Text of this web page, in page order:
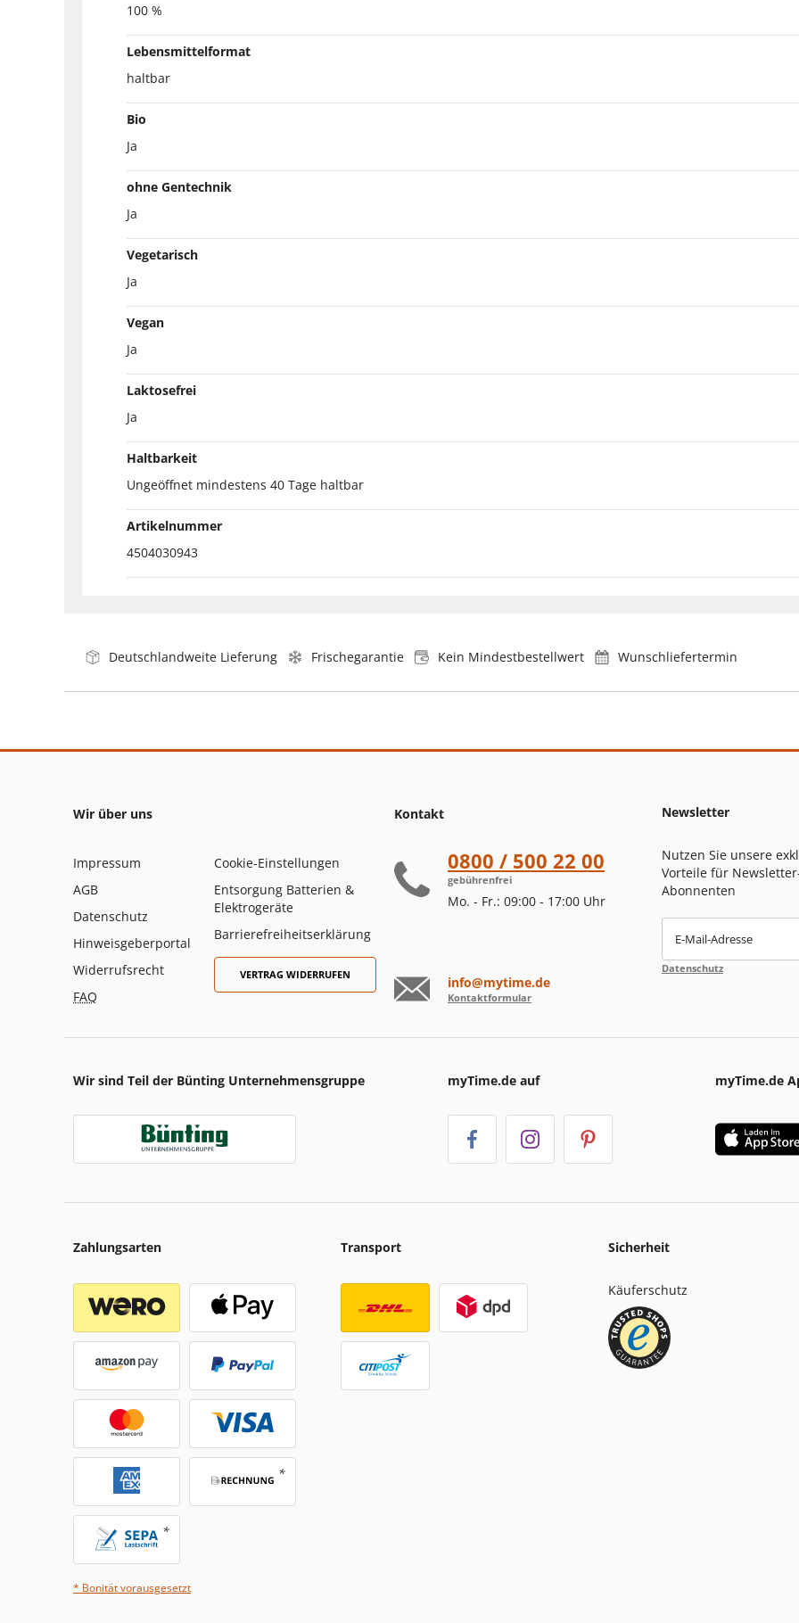
100 %
Lebensmittelformat
haltbar
Bio
Ja
ohne Gentechnik
Ja
Vegetarisch
Ja
Vegan
Ja
Laktosefrei
Ja
Haltbarkeit
Ungeöffnet mindestens 40 Tage haltbar
Artikelnummer
4504030943
Deutschlandweite Lieferung Frischegarantie Kein Mindestbestellwert Wunschliefertermin
Wir über uns
Impressum
AGB
Datenschutz
Hinweisgeberportal
Widerrufsrecht
FAQ
Cookie-Einstellungen
Entsorgung Batterien &
Elektrogeräte
Barrierefreiheitserklärung
VERTRAG WIDERRUFEN
Kontakt
0800 / 500 22 00
gebührenfrei
Mo. - Fr.: 09:00 - 17:00 Uhr
info@mytime.de
Kontaktformular
Newsletter
Nutzen Sie unsere
Vorteile für
Abonnenten
E-Mail-Adresse
Datenschutz
Wir sind Teil der Bünting Unternehmensgruppe myTime.de auf myTime.de
Zahlungsarten
* Bonität vorausgesetzt
Transport Sicherheit
Käuferschutz